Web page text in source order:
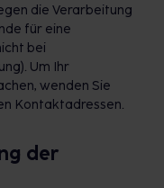
die Verarbeitung
für eine
bei
Um Ihr
wenden Sie
Kontaktadressen.
der